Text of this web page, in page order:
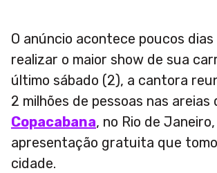
O anúncio acontece poucos dias
realizar o maior show de sua
último sábado (2), a cantora
2 milhões de pessoas nas areias
Copacabana, no Rio de
apresentação gratuita que
cidade.